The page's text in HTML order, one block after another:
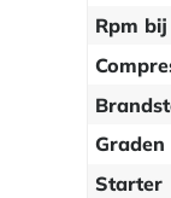
Rpm
Graden
Starter